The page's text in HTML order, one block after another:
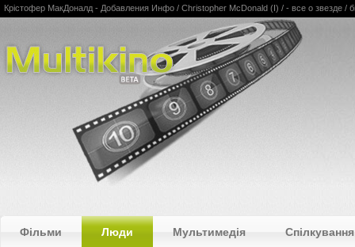
Multikino
Крістофер МакДоналд - Добавления Инфо / Christopher McDonald (I) / - все о звезде /
Фільми Люди Мультимедія Спілкування